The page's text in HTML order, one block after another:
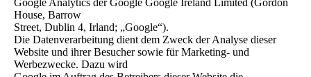
Google Analytics der Google Google Ireland Limited (Gordon
House, Barrow
Street, Dublin 4, Irland; „Google“).
Die Datenverarbeitung dient dem Zweck der Analyse dieser
Website und ihrer Besucher sowie für Marketing- und
Werbezwecke. Dazu wird